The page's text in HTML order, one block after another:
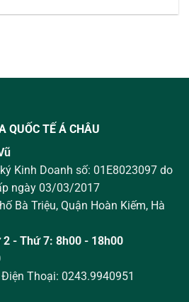
QUỐC TẾ Á CHÂU
Kinh Doanh số: 01E8023097 do
ngày 03/03/2017
Bà Triệu, Quận Hoàn Kiếm, Hà
2 - Thứ 7: 8h00 - 18h00
Điện Thoại: 0243.9940951